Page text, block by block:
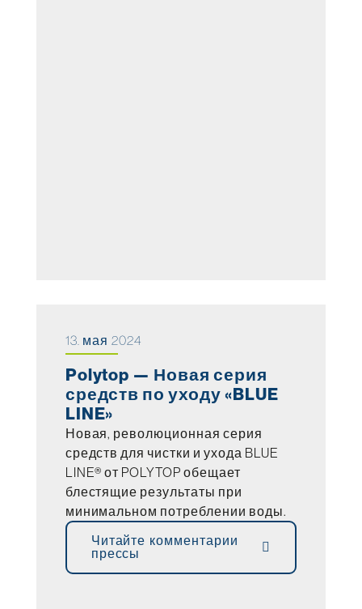
13. мая 2024
Polytop — Новая серия
средств по уходу «BLUE
LINE»
Новая, революционная серия
средств для чистки и ухода BLUE
LINE® от POLYTOP обещает
блестящие результаты при
минимальном потреблении воды.
Читайте комментарии
прессы